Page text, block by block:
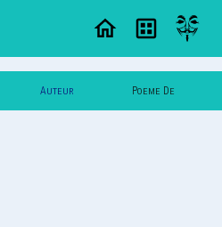
Auteur Poeme De